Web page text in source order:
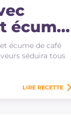
écume
écume de café
séduira tous
LIRE RECETTE